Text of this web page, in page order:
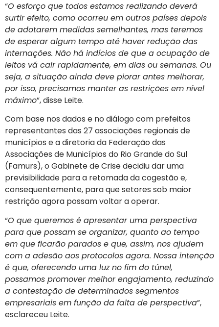
“O esforço que todos estamos realizando deverá
surtir efeito, como ocorreu em outros países depois
de adotarem medidas semelhantes, mas teremos
de esperar algum tempo até haver redução das
internações. Não há indícios de que a ocupação de
leitos vá cair rapidamente, em dias ou semanas. Ou
seja, a situação ainda deve piorar antes melhorar,
por isso, precisamos manter as restrições em nível
máximo”, disse Leite.
Com base nos dados e no diálogo com prefeitos
representantes das 27 associações regionais de
municípios e a diretoria da Federação das
Associações de Municípios do Rio Grande do Sul
(Famurs), o Gabinete de Crise decidiu dar uma
previsibilidade para a retomada da cogestão e,
consequentemente, para que setores sob maior
restrição agora possam voltar a operar.
“O que queremos é apresentar uma perspectiva
para que possam se organizar, quanto ao tempo
em que ficarão parados e que, assim, nos ajudem
com a adesão aos protocolos agora. Nossa intenção
é que, oferecendo uma luz no fim do túnel,
possamos promover melhor engajamento, reduzindo
a contestação de determinados segmentos
empresariais em função da falta de perspectiva”,
esclareceu Leite.